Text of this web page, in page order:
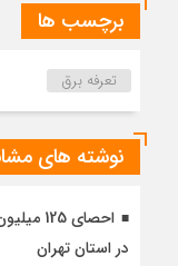
برچسب ها
تعرفه برق
نوشته های
احصای
در استان تهران